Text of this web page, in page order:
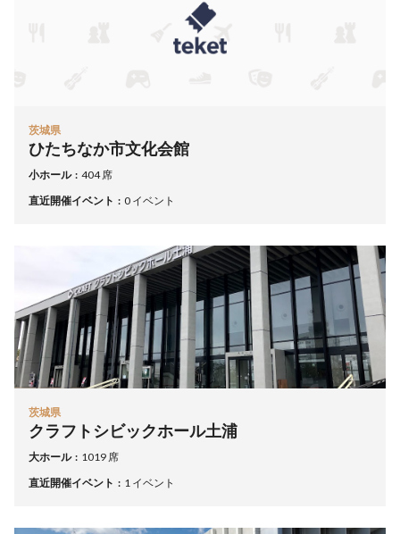
茨城県
ひたちなか市文化会館
小ホール
404 席
直近開催イベント
0 イベント
茨城県
クラフトシビックホール土浦
大ホール
1019 席
直近開催イベント
1 イベント